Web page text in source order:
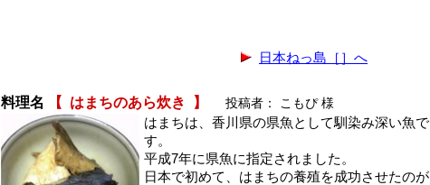
日本ねっ島［］へ
料理名 【 はまちのあら炊き 】
投稿者： こもぴ 様
はまちは、香川県の県魚として馴染み深い魚で
す。
平成7年に県魚に指定されました。
日本で初めて、はまちの養殖を成功させたのが